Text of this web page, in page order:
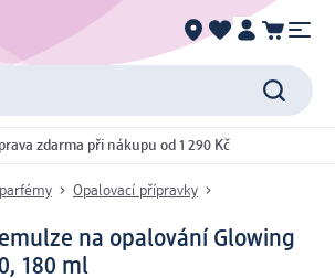
zdarma při nákupu od 1 290 Kč
Opalovací přípravky
emulze na opalování Glowing
180 ml